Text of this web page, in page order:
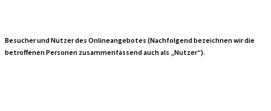
Besucher und Nutzer des Onlineangebotes (Nachfolgend bezeichnen wir die
betroffenen Personen zusammenfassend auch als „Nutzer“).